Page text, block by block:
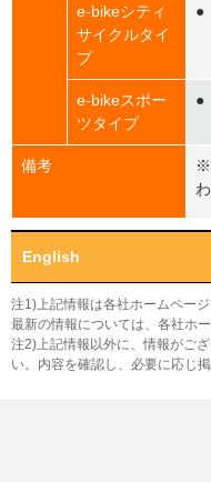
e-bikeシティ
サイクルタイ
プ
●
e-bikeスポー
ツタイプ
●
備考
※
English
注1)上記情報は各社ホームペー
最新の情報については、各社ホ
注2)上記情報以外に、情報がご
い。内容を確認し、必要に応じ